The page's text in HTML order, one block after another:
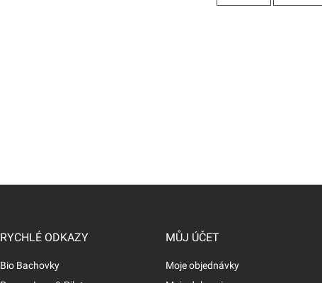
MŮJ ÚČET
Moje objednávky
RYCHLÉ ODKAZY
Bio Bachovky